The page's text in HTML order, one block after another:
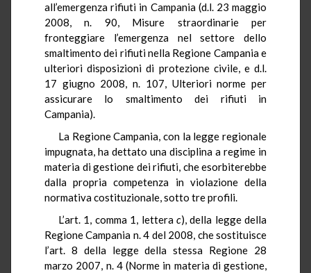
all’emergenza rifiuti in Campania (d.l. 23 maggio
2008, n. 90, Misure straordinarie per
fronteggiare l’emergenza nel settore dello
smaltimento dei rifiuti nella Regione Campania e
ulteriori disposizioni di protezione civile, e d.l.
17 giugno 2008, n. 107, Ulteriori norme per
assicurare lo smaltimento dei rifiuti in
Campania).
La Regione Campania, con la legge regionale
impugnata, ha dettato una disciplina a regime in
materia di gestione dei rifiuti, che esorbiterebbe
dalla propria competenza in violazione della
normativa costituzionale, sotto tre profili.
L’art. 1, comma 1, lettera c), della legge della
Regione Campania n. 4 del 2008, che sostituisce
l’art. 8 della legge della stessa Regione 28
marzo 2007, n. 4 (Norme in materia di gestione,